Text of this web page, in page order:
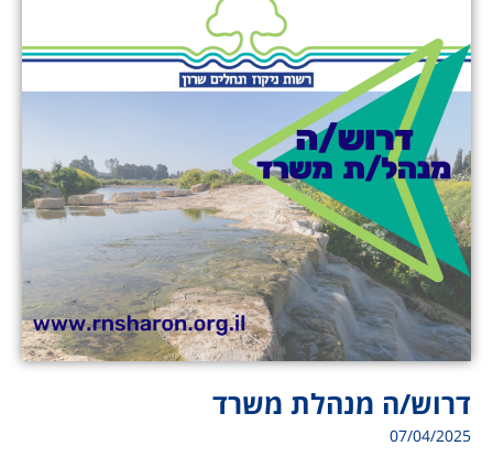
דרוש/ה מנהלת משרד
07/04/2025